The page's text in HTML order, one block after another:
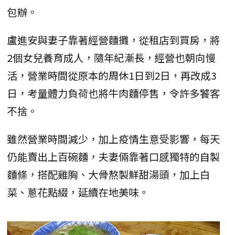
包辦。
盧進安與妻子靠著經營麵攤，從租店到買房，將
2個女兒養育成人，隨年紀漸長，經營也朝向慢
活，營業時間從原本的周休1日到2日，再改成3
日，考量體力負荷也將牛肉麵停售，令許多饕客
不捨。
雖然營業時間減少，加上疫情生意受影響，每天
仍能賣出上百碗麵，夫妻倆靠著口感獨特的自製
麵條，搭配雞胸、大骨熬製鮮甜湯頭，加上白
菜、蔥花點綴，延續在地美味。